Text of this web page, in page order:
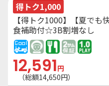
得トク1,000
【得トク1000】【夏で
食補助付☆3B割増なし
12,591円
（総額14,650円）